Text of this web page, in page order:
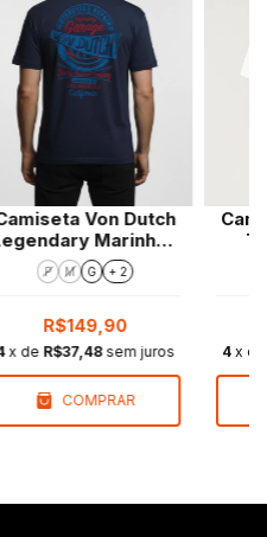
Von Dutch
Marinho |
Regular Fit
P M G + 2
R$149,90
x de R$37,48 sem juros
COMPRAR
4 x